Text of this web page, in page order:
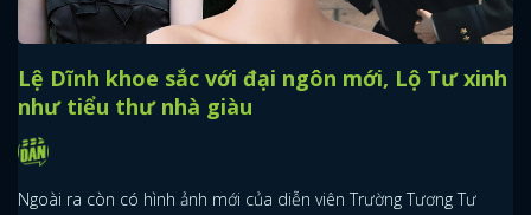
Lệ Dĩnh khoe sắc với đại ngôn mới, Lộ Tư xinh
như tiểu thư nhà giàu
Ngoài ra còn có hình ảnh mới của diễn viên Trường Tương Tư